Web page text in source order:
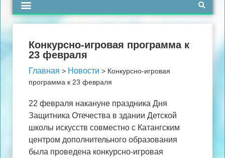
Конкурсно-игровая программа к
23 февраля
Главная > Новости > Конкурсно-игровая
программа к 23 февраля
22 февраля накануне праздника Дня
Защитника Отечества в здании Детской
школы искусств совместно с Катангским
центром дополнительного образования
была проведена конкурсно-игровая